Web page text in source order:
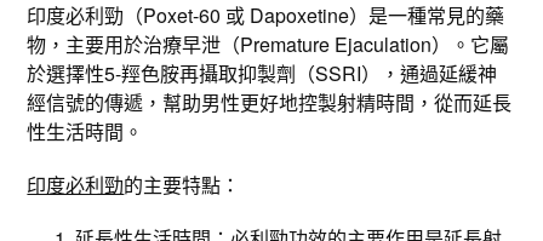
印度必利勁（Poxet-60 或 Dapoxetine）是一種常見的藥
物，主要用於治療早泄（Premature Ejaculation）。它屬
於選擇性5-羥色胺再攝取抑製劑（SSRI），通過延緩神
經信號的傳遞，幫助男性更好地控製射精時間，從而延長
性生活時間。
印度必利勁的主要特點：